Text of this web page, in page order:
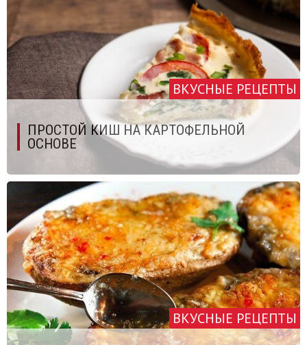
ВКУСНЫЕ РЕЦЕПТЫ
ПРОСТОЙ КИШ НА КАРТОФЕЛЬНОЙ
ОСНОВЕ
ВКУСНЫЕ РЕЦЕПТЫ